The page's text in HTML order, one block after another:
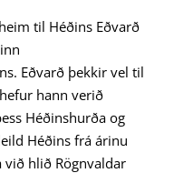
til Héðins Eðvarð
Eðvarð þekkir vel til
hann verið
Héðinshurða og
Héðins frá árinu
hlið Rögnvaldar